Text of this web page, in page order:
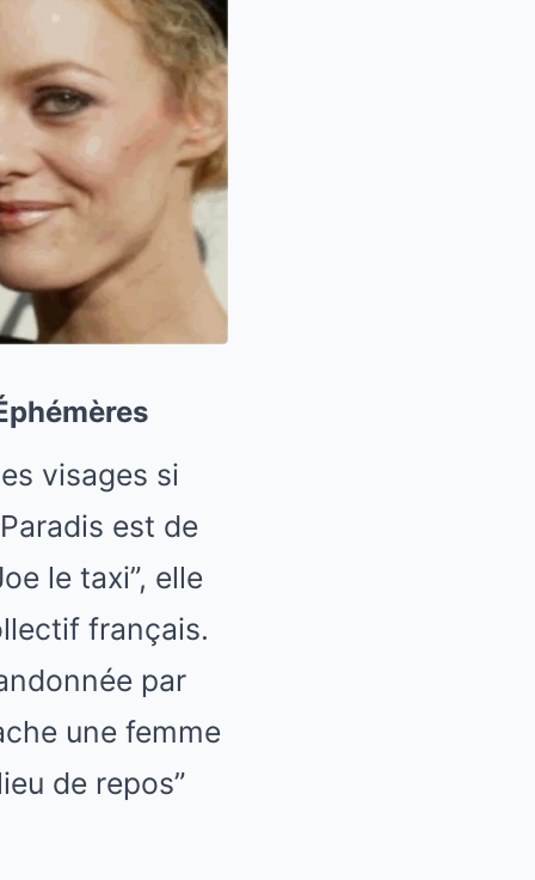
visages si
est de
le taxi”, elle
français.
par
une femme
de repos”